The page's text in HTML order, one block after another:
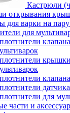
Кастрюли
открывания
для варки на
для
для
части и